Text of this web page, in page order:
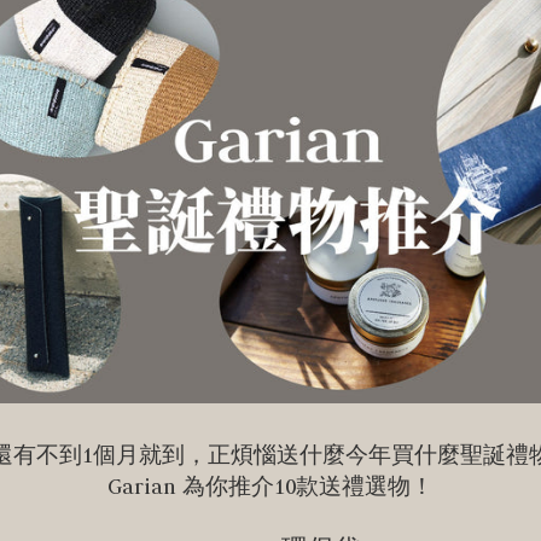
有不到1個月就到，正煩惱送什麼今年買什麼聖誕禮
Garian 為你推介10款送禮選物！